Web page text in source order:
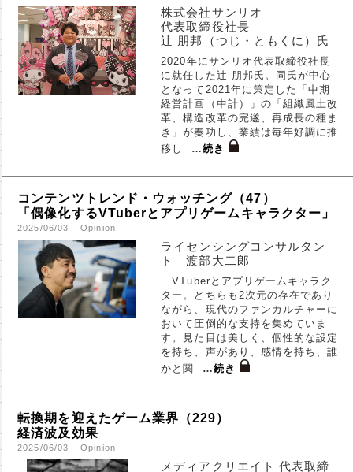
株式会社サンリオ
代表取締役社長
辻 朋邦（つじ・ともくに）氏
2020年にサンリオ代表取締役社長
に就任した辻 朋邦氏。同氏が中心
となって2021年に策定した「中期
経営計画（中計）」の「組織風土改
革、構造改革の完遂、再成長の種ま
き」が奏功し、業績は毎年好調に推
移し
…続き
コンテンツトレンド・ウォッチング（47）
「偶像化するVTuberとアプリゲームキャラクター」
2025/06/03 Opinion
ライセンシングコンサルタン
ト 渡部大二郎
VTuberとアプリゲームキャラク
ター。どちらも2次元の存在であり
ながら、現代のファンカルチャーに
おいて圧倒的な支持を集めていま
す。見た目は美しく、個性的な設定
を持ち、声があり、感情を持ち、誰
かと関
…続き
転換期を迎えたゲーム業界（229）
経済波及効果
2025/06/03 Opinion
メディアクリエイト 代表取締